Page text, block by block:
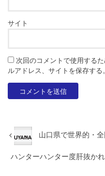
サイト
次回のコメントで使用する
ルアドレス、サイトを保存する
山口県で世界的・
ハンターハンター度肝抜か